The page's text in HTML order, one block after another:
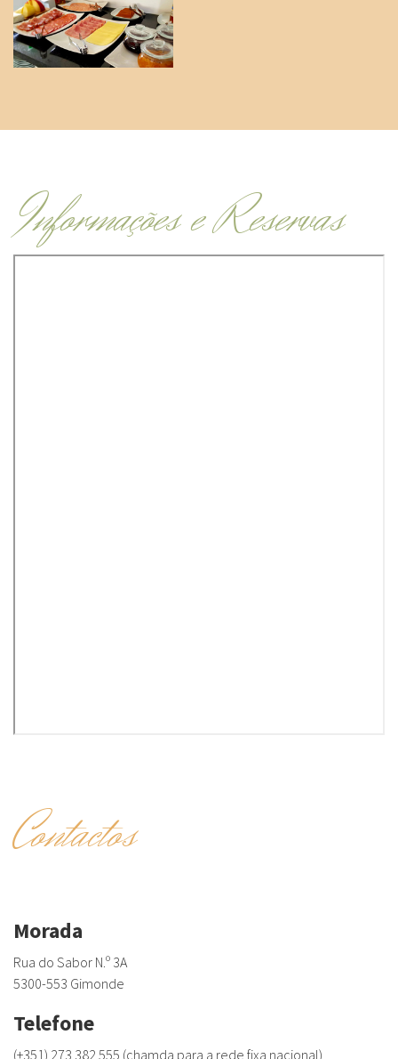
Informações e Reservas
Contactos
Morada
Rua do Sabor N.º 3A
5300-553 Gimonde
Telefone
(+351) 273 382 555 (chamda para a rede fixa nacional)